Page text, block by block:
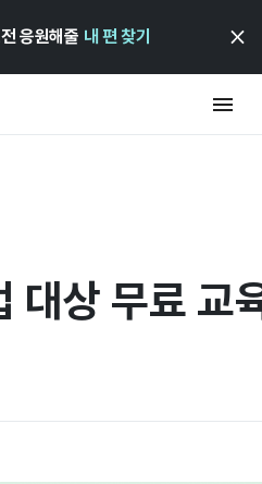
응원해줄 내 편 찾기
대상 무료